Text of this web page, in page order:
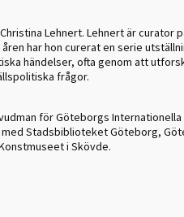
Lehnert. Lehnert är curator
åren har hon curerat en serie
händelser, ofta genom att
frågor.
för Göteborgs Internationella
Stadsbiblioteket Göteborg,
i Skövde.